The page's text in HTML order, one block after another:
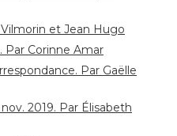
et Jean Hugo
Par Corinne Amar
Par Gaëlle
2019. Par Élisabeth